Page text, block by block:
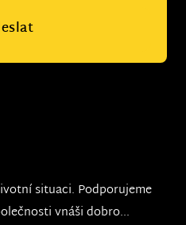
situaci. Podporujeme
vnáši dobro...